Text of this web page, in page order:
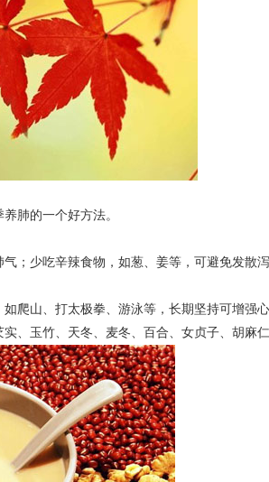
肺的一个好方法。
；少吃辛辣食物，如葱、姜等，可避免发散
爬山、打太极拳、游泳等，长期坚持可增强心
、玉竹、天冬、麦冬、百合、女贞子、胡麻仁